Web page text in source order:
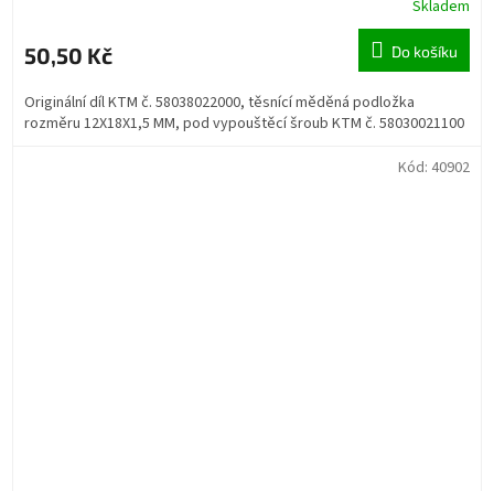
Skladem
50,50 Kč Do košíku
Originální díl KTM č. 58038022000, těsnící měděná podložka
rozměru 12X18X1,5 MM, pod vypouštěcí šroub KTM č. 58030021100
Kód: 40902